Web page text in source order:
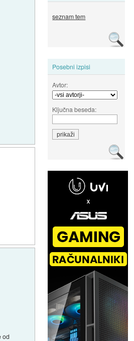
seznam tem
Posebni izpisi
Avtor:
Ključna beseda:
od